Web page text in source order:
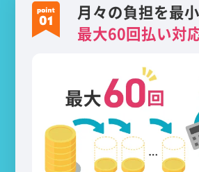
月々の負担を最
最大60回払い対